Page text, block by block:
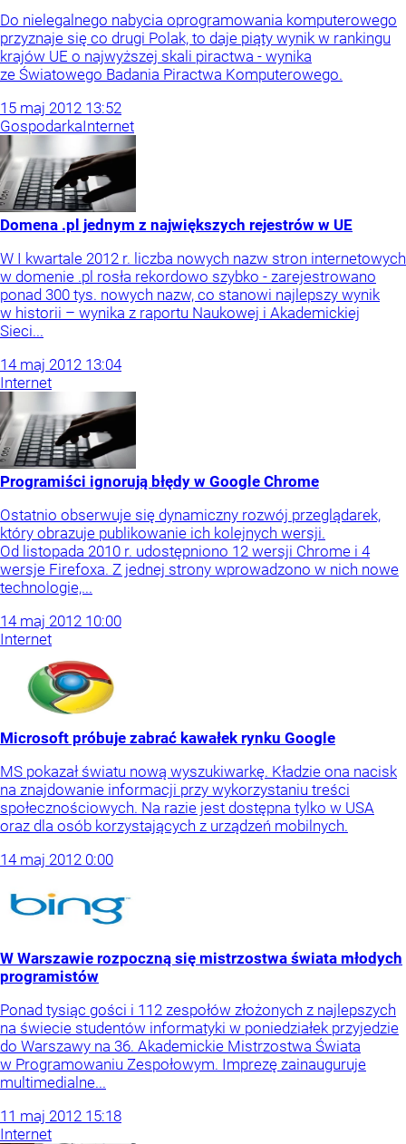
Do nielegalnego nabycia oprogramowania komputerowego
przyznaje się co drugi Polak, to daje piąty wynik w rankingu
krajów UE o najwyższej skali piractwa - wynika
ze Światowego Badania Piractwa Komputerowego.
15 maj 2012 13:52
GospodarkaInternet
Domena .pl jednym z największych rejestrów w UE
W I kwartale 2012 r. liczba nowych nazw stron internetowych
w domenie .pl rosła rekordowo szybko - zarejestrowano
ponad 300 tys. nowych nazw, co stanowi najlepszy wynik
w historii – wynika z raportu Naukowej i Akademickiej
Sieci...
14 maj 2012 13:04
Internet
Programiści ignorują błędy w Google Chrome
Ostatnio obserwuje się dynamiczny rozwój przeglądarek,
który obrazuje publikowanie ich kolejnych wersji.
Od listopada 2010 r. udostępniono 12 wersji Chrome i 4
wersje Firefoxa. Z jednej strony wprowadzono w nich nowe
technologie,...
14 maj 2012 10:00
Internet
Microsoft próbuje zabrać kawałek rynku Google
MS pokazał światu nową wyszukiwarkę. Kładzie ona nacisk
na znajdowanie informacji przy wykorzystaniu treści
społecznościowych. Na razie jest dostępna tylko w USA
oraz dla osób korzystających z urządzeń mobilnych.
14 maj 2012 0:00
W Warszawie rozpoczną się mistrzostwa świata młodych
programistów
Ponad tysiąc gości i 112 zespołów złożonych z najlepszych
na świecie studentów informatyki w poniedziałek przyjedzie
do Warszawy na 36. Akademickie Mistrzostwa Świata
w Programowaniu Zespołowym. Imprezę zainauguruje
multimedialne...
11 maj 2012 15:18
Internet